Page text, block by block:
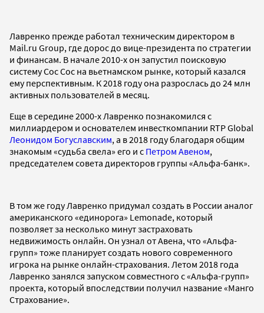
Лавренко прежде работал техническим директором в
Mail.ru Group, где дорос до вице-президента по стратегии
и финансам. В начале 2010-х он запустил поисковую
систему Coc Coc на вьетнамском рынке, который казался
ему перспективным. К 2018 году она разрослась до 24 млн
активных пользователей в месяц.
Еще в середине 2000-х Лавренко познакомился с
миллиардером и основателем инвесткомпании RTP Global
Леонидом Богуславским, а в 2018 году благодаря общим
знакомым «судьба свела» его и с Петром Авеном,
председателем совета директоров группы «Альфа-банк».
В том же году Лавренко придумал создать в России аналог
американского «единорога» Lemonade, который
позволяет за несколько минут застраховать
недвижимость онлайн. Он узнал от Авена, что «Альфа-
групп» тоже планирует создать нового современного
игрока на рынке онлайн-страхования. Летом 2018 года
Лавренко занялся запуском совместного с «Альфа-групп»
проекта, который впоследствии получил название «Манго
Страхование».